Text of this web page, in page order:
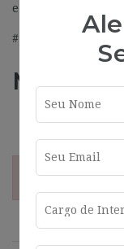
empleo y que
#J-18808-Ljbffr
Más
Address
¡Esta oferta